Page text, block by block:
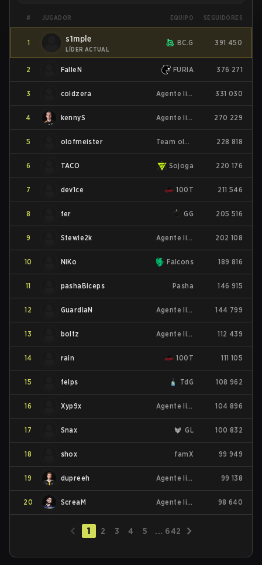
# JUGADOR EQUIPO SEGUIDORES
1 s1mple
LÍDER ACTUAL
BC.G 391 450
2 FalleN FURIA 376 271
3 coldzera Agente libre 331 030
4 kennyS Agente libre 270 229
5 olofmeister Team olofmeister 228 818
6 TACO Sojoga 220 176
7 dev1ce 100T 211 546
8 fer GG 205 516
9 Stewie2k Agente libre 202 108
10 NiKo Falcons 189 816
11 pashaBiceps Pasha 146 915
12 GuardiaN Agente libre 144 799
13 boltz Agente libre 112 439
14 rain 100T 111 105
15 felps TdG 108 962
16 Xyp9x Agente libre 104 896
17 Snax GL 100 832
18 shox famX 99 949
19 dupreeh Agente libre 99 138
20 ScreaM Agente libre 98 640
1 2 3 4 5 ... 642